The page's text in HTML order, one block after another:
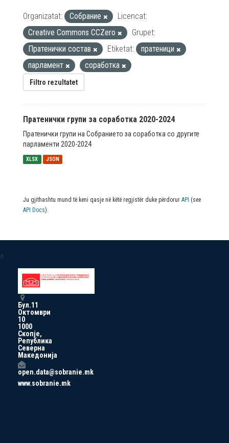
Organizatat: Собрание
Licencat:
Creative Commons CCZero
Grupet:
Пратенички состав
Etiketat:
пратеници
парламент
соработка
Filtro rezultatet
Пратенички групи за соработка 2020-2024
Пратенички групи на Собранието за соработка со другите
парламенти 2020-2024
XLSX JSON
Ju gjithashtu mund të keni qasje në këtë regjistër duke përdorur API (see
API Docs).
a
Бул.11
Октомври
10
1000
Скопје,
Република
Северна
Македонија
open.data@sobranie.mk
www.sobranie.mk